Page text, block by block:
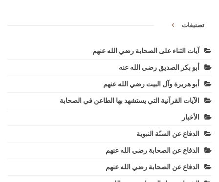
تصنيفات
آيات الثناء على الصحابة رضي الله عنهم
أبو بكر الصديق رضي الله عنه
أبو هريرة وآل البيت رضي الله عنهم
الآيات القرآنية التي يستشهد بها الطاعن في الصحابة
الأخبار
الدفاع عن السنّة النبوية
الدفاع عن الصحابة رضي الله عنهم
الدفاع عن الصحابة رضي الله عنهم